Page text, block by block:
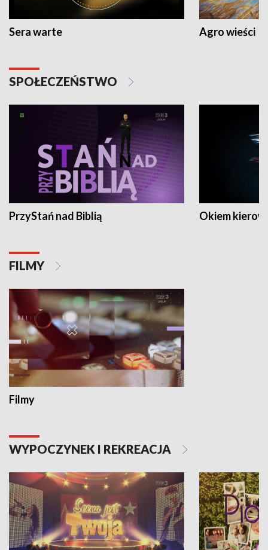
Sera warte Agro wieści
SPOŁECZEŃSTWO
PrzyStań nad Biblią Okiem
FILMY
Filmy
WYPOCZYNEK I REKREACJA